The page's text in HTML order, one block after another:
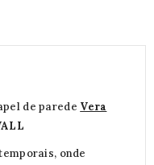
de parede Vera
onde